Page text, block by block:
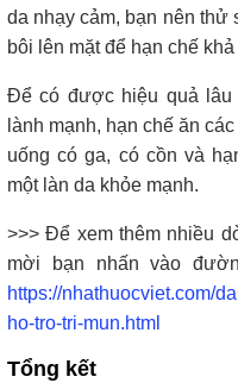
da nhạy cảm, bạn nên
bôi lên mặt để hạn chế
Để có được hiệu quả lâu
lành mạnh, hạn chế ăn
uống có ga, có cồn và
một làn da khỏe mạnh.
>>> Để xem thêm nhiều
mời bạn nhấn vào
https://nhathuocviet.com/
ho-tro-tri-mun.html
Tổng kết